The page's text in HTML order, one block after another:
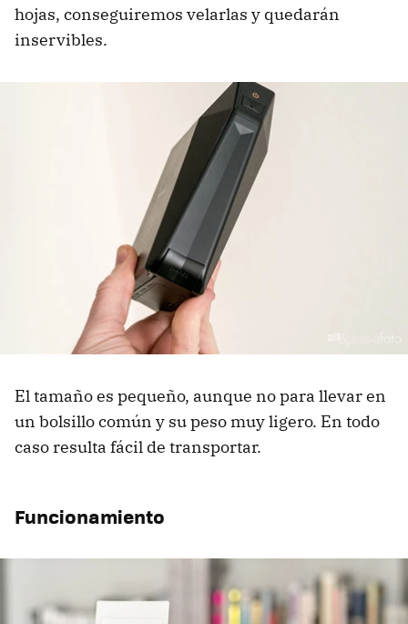
hojas, conseguiremos velarlas y quedarán
inservibles.
El tamaño es pequeño, aunque no para llevar en
un bolsillo común y su peso muy ligero. En todo
caso resulta fácil de transportar.
Funcionamiento